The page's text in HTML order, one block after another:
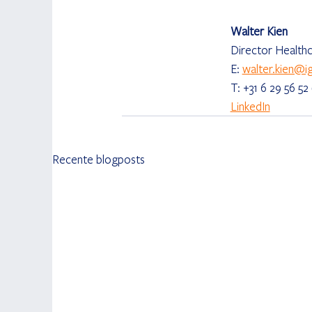
Walter Kien
Director
E:
T: +31 6 29 56
LinkedIn
Recente blogposts